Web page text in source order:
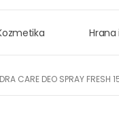
CARE DEO SPRAY FRESH